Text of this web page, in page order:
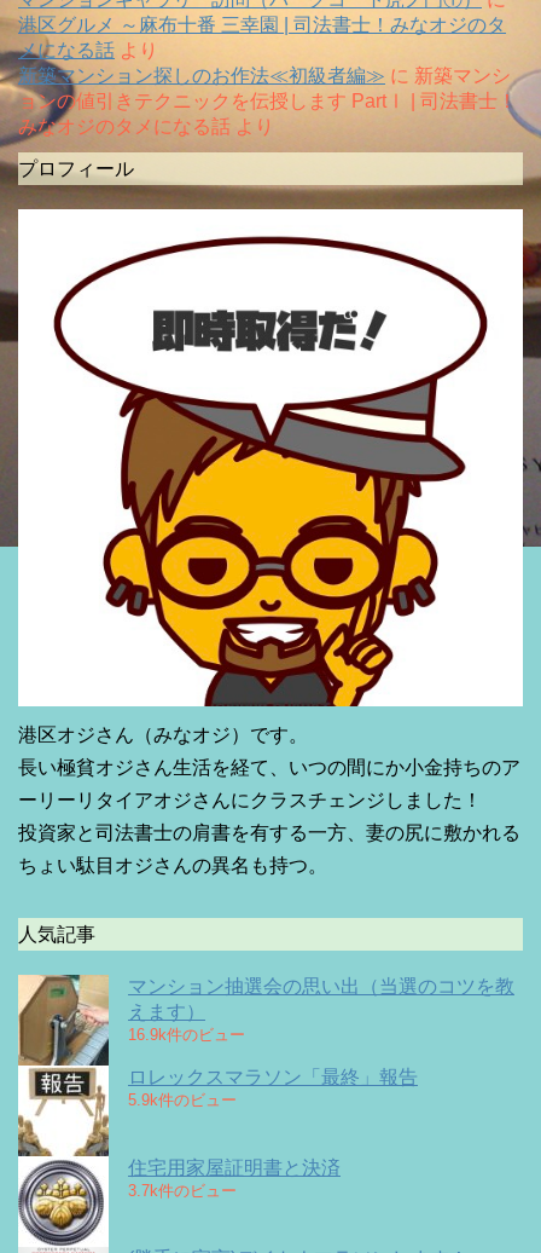
港区グルメ ～麻布十番 三幸園 | 司法書士！みなオジのタ
メになる話 より
新築マンション探しのお作法≪初級者編≫ に 新築マンシ
ョンの値引きテクニックを伝授します PartⅠ | 司法書士！
みなオジのタメになる話 より
プロフィール
港区オジさん（みなオジ）です。
長い極貧オジさん生活を経て、いつの間にか小金持ちのア
ーリーリタイアオジさんにクラスチェンジしました！
投資家と司法書士の肩書を有する一方、妻の尻に敷かれる
ちょい駄目オジさんの異名も持つ。
人気記事
マンション抽選会の思い出（当選のコツを教
えます）
16.9k件のビュー
ロレックスマラソン「最終」報告
5.9k件のビュー
住宅用家屋証明書と決済
3.7k件のビュー